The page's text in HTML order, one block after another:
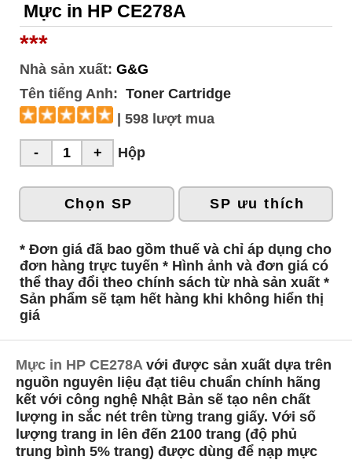
Mực in HP CE278A
***
Nhà sản xuất: G&G
Tên tiếng Anh: Toner Cartridge
| 598 lượt mua
Hộp
Chọn SP SP ưu thích
* Đơn giá đã bao gồm thuế và chỉ áp dụng cho
đơn hàng trực tuyến * Hình ảnh và đơn giá có
thể thay đổi theo chính sách từ nhà sản xuất *
Sản phẩm sẽ tạm hết hàng khi không hiển thị
giá
Mực in HP CE278A với được sản xuất dựa trên
nguồn nguyên liệu đạt tiêu chuẩn chính hãng
kết với công nghệ Nhật Bản sẽ tạo nên chất
lượng in sắc nét trên từng trang giấy. Với số
lượng trang in lên đến 2100 trang (độ phủ
trung bình 5% trang) được dùng để nạp mực